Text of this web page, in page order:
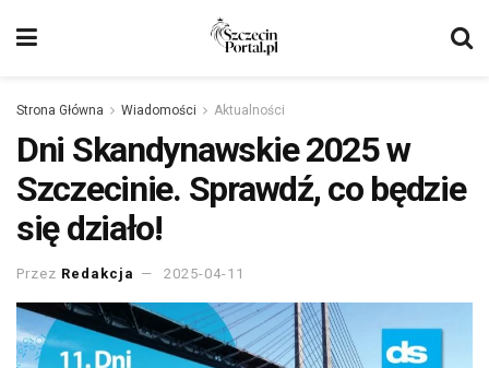
Strona Główna Wiadomości Aktualności
Dni Skandynawskie 2025 w
Szczecinie. Sprawdź, co będzie
się działo!
Przez Redakcja 2025-04-11